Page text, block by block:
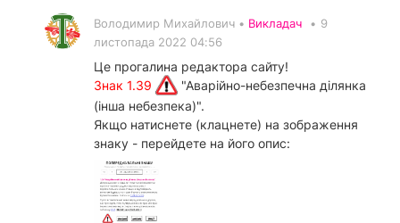
Володимир Михайлович • Викладач • 9
листопада 2022 04:56
Це прогалина редактора сайту!
Знак 1.39
"Аварійно-небезпечна ділянка
(інша небезпека)".
Якщо натиснете (клацнете) на зображення
знаку - перейдете на його опис: